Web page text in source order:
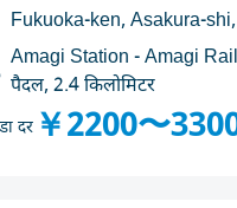
Fukuoka-ken, Asakura-
Amagi Station - Amagi
पैदल, 2.4 किलोमिटर
दर￥2200〜